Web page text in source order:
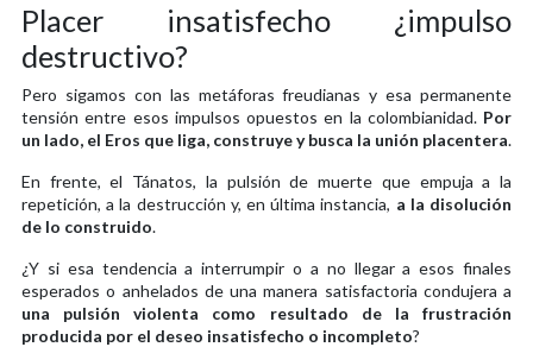
Placer insatisfecho ¿impulso
destructivo?
Pero sigamos con las metáforas freudianas y esa permanente
tensión entre esos impulsos opuestos en la colombianidad. Por
un lado, el Eros que liga, construye y busca la unión placentera.
En frente, el Tánatos, la pulsión de muerte que empuja a la
repetición, a la destrucción y, en última instancia, a la disolución
de lo construido.
¿Y si esa tendencia a interrumpir o a no llegar a esos finales
esperados o anhelados de una manera satisfactoria condujera a
una pulsión violenta como resultado de la frustración
producida por el deseo insatisfecho o incompleto?